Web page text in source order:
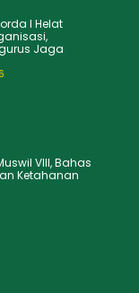
I Helat
Jaga
VIII, Bahas
Ketahanan